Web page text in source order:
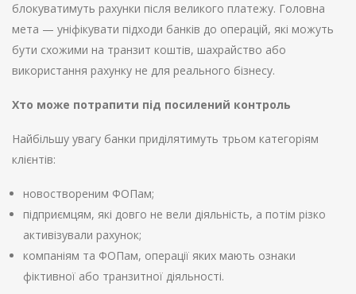
блокуватимуть рахунки після великого платежу. Головна
мета — уніфікувати підходи банків до операцій, які можуть
бути схожими на транзит коштів, шахрайство або
використання рахунку не для реального бізнесу.
Хто може потрапити під посилений контроль
Найбільшу увагу банки приділятимуть трьом категоріям
клієнтів:
новоствореним ФОПам;
підприємцям, які довго не вели діяльність, а потім різко
активізували рахунок;
компаніям та ФОПам, операції яких мають ознаки
фіктивної або транзитної діяльності.